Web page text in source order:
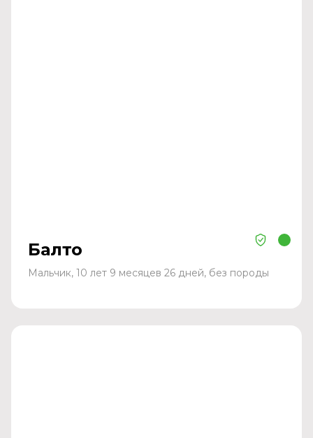
Балто
Мальчик, 10 лет 9 месяцев 26 дней, без породы